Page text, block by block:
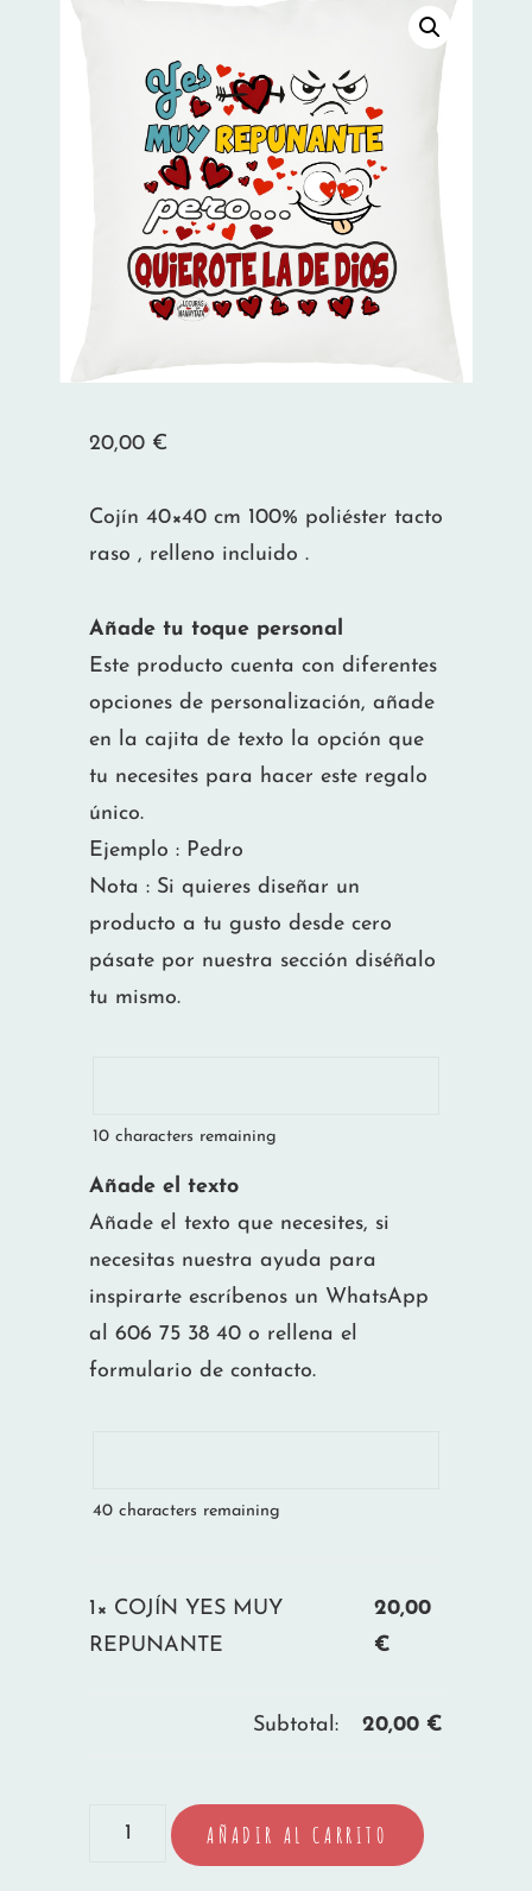
20,00 €
Cojín 40×40 cm 100% poliéster tacto
raso , relleno incluido .
Añade tu toque personal
Este producto cuenta con diferentes
opciones de personalización, añade
en la cajita de texto la opción que
tu necesites para hacer este regalo
único.
Ejemplo : Pedro
Nota : Si quieres diseñar un
producto a tu gusto desde cero
pásate por nuestra sección diséñalo
tu mismo.
10 characters remaining
Añade el texto
Añade el texto que necesites, si
necesitas nuestra ayuda para
inspirarte escríbenos un WhatsApp
al 606 75 38 40 o rellena el
formulario de contacto.
40 characters remaining
1× COJÍN YES MUY
REPUNANTE
20,00
€
Subtotal: 20,00 €
COJÍN
AÑADIR AL CARRITO